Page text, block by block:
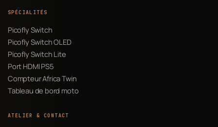
SPÉCIALITÉS
Picofly Switch
Picofly Switch OLED
Picofly Switch Lite
Port HDMI PS5
Compteur Africa Twin
Tableau de bord moto
ATELIER & CONTACT